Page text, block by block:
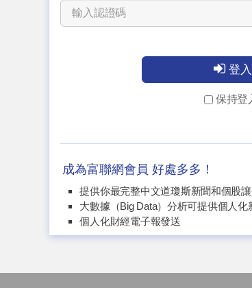
登入
保持登
成為富聯網會員 好處多多！
提供你最完整中文道瓊斯新聞和個股
大數據（Big Data）分析可提供個人化
個人化財經電子報發送